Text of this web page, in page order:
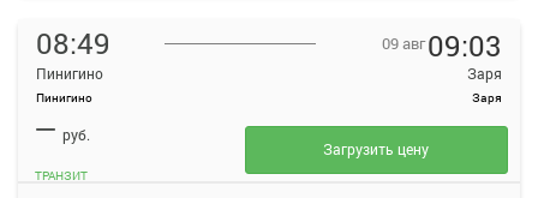
08:49
Пинигино
Пинигино
09 авг09:03
Заря
Заря
— руб.
ТРАНЗИТ
Загрузить цену